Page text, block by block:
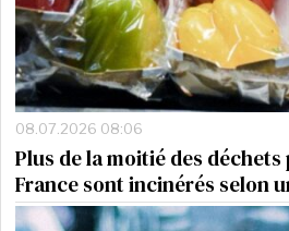
08.07.2026 08:06
Plus de la moitié des
France sont incinérés selon